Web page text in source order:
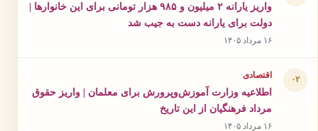
واریز یارانه ۲ میلیون و ۹۸۵ هزار تومانی برای این خانوارها |
دولت برای یارانه دست به جیب شد
۱۶ مرداد ۱۴۰۵
۰۲ اقتصادی
اطلاعیه وزارت آموزش‌وپرورش برای معلمان | واریز حقوق
مرداد فرهنگیان از این تاریخ
۱۶ مرداد ۱۴۰۵